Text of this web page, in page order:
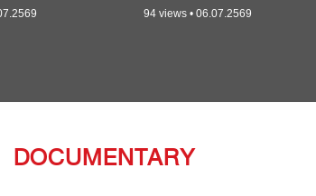
94 views • 06.07.2569
DOCUMENTARY